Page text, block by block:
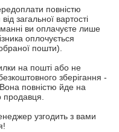
повністю
загальної вартості
ви оплачуєте лише
оплочується
пошти).
на пошті або не
зберігання -
повністю йде на
продавця.
узгодить з вами